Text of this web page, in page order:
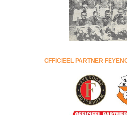
OFFICIEEL PARTNER